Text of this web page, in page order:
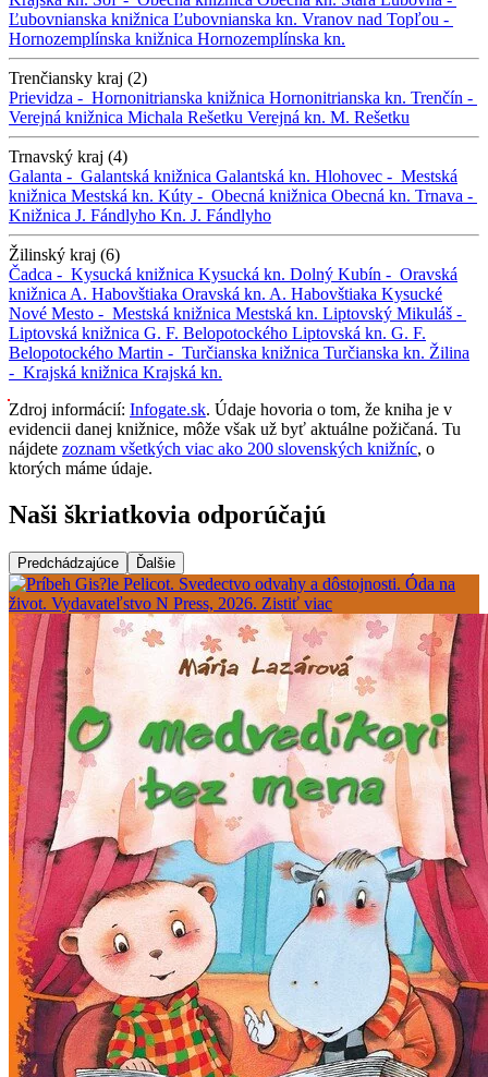
Ľubovnianska knižnica Ľubovnianska kn. Vranov nad Topľou -
Hornozemplínska knižnica Hornozemplínska kn.
Trenčiansky kraj (2)
Prievidza - Hornonitrianska knižnica Hornonitrianska kn. Trenčín -
Verejná knižnica Michala Rešetku Verejná kn. M. Rešetku
Trnavský kraj (4)
Galanta - Galantská knižnica Galantská kn. Hlohovec - Mestská
knižnica Mestská kn. Kúty - Obecná knižnica Obecná kn. Trnava -
Knižnica J. Fándlyho Kn. J. Fándlyho
Žilinský kraj (6)
Čadca - Kysucká knižnica Kysucká kn. Dolný Kubín - Oravská
knižnica A. Habovštiaka Oravská kn. A. Habovštiaka Kysucké
Nové Mesto - Mestská knižnica Mestská kn. Liptovský Mikuláš -
Liptovská knižnica G. F. Belopotockého Liptovská kn. G. F.
Belopotockého Martin - Turčianska knižnica Turčianska kn. Žilina
- Krajská knižnica Krajská kn.
Zdroj informácií: Infogate.sk. Údaje hovoria o tom, že kniha je v
evidencii danej knižnice, môže však už byť aktuálne požičaná. Tu
nájdete zoznam všetkých viac ako 200 slovenských knižníc, o
ktorých máme údaje.
Naši škriatkovia odporúčajú
Predchádzajúce Ďalšie